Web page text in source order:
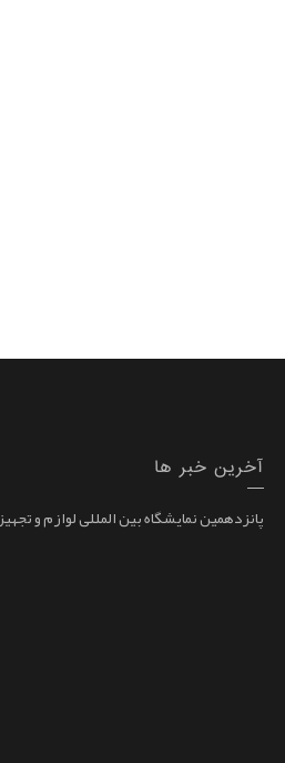
آخرین خبر ها
پانزدهمین نمایشگاه بین المللی لوازم و